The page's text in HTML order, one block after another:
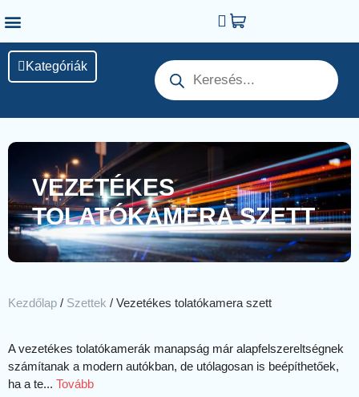
Kategóriák
VEZETÉKES
TOLATÓKAMERA SZETT
Kezdőlap / Szettek / Vezetékes tolatókamera szett
A vezetékes tolatókamerák manapság már alapfelszereltségnek
számítanak a modern autókban, de utólagosan is beépíthetőek,
ha a te... Tovább